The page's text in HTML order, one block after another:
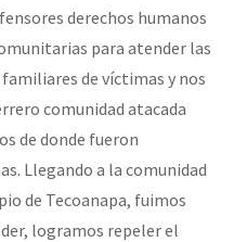
derechos humanos
para atender las
de víctimas y nos
comunidad atacada
de donde fueron
Llegando a la comunidad
de Tecoanapa, fuimos
logramos repeler el